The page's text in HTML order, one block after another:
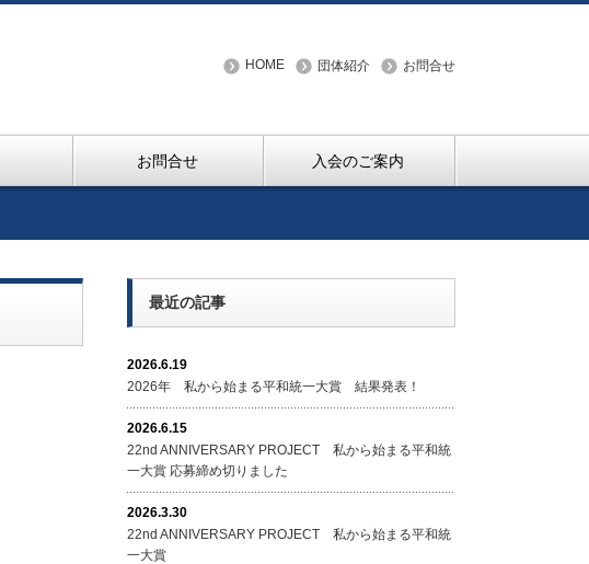
HOME 団体紹介 お問合せ
お問合せ 入会のご案内
最近の記事
2026.6.19
2026年 私から始まる平和統一大賞 結果発表！
2026.6.15
22nd ANNIVERSARY PROJECT 私から始まる平和統
一大賞 応募締め切りました
2026.3.30
22nd ANNIVERSARY PROJECT 私から始まる平和統
一大賞